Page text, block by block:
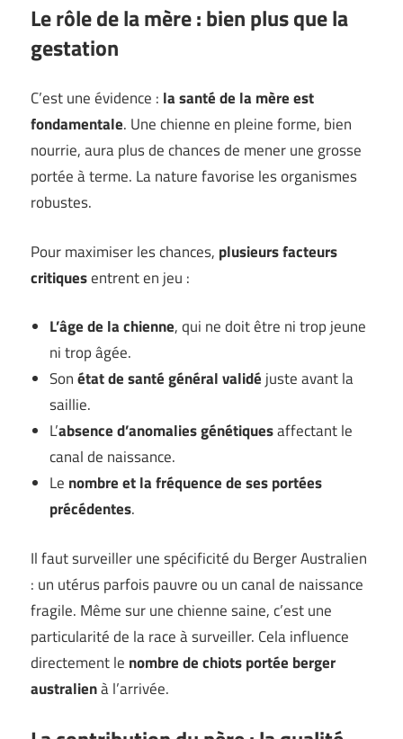
Le rôle de la mère : bien plus que la
gestation
C’est une évidence : la santé de la mère est
fondamentale. Une chienne en pleine forme, bien
nourrie, aura plus de chances de mener une grosse
portée à terme. La nature favorise les organismes
robustes.
Pour maximiser les chances, plusieurs facteurs
critiquesentrent en jeu :
L’âge de la chienne, qui ne doit être ni trop jeune
ni trop âgée.
Sonétat de santé général validéjuste avant la
saillie.
L’absence d’anomalies génétiquesaffectant le
canal de naissance.
Le nombre et la fréquence de ses portées
précédentes.
Il faut surveiller une spécificité du Berger Australien
: un utérus parfois pauvre ou un canal de naissance
fragile. Même sur une chienne saine, c’est une
particularité de la race à surveiller. Cela influence
directement le nombre de chiots portée berger
australienà l’arrivée.